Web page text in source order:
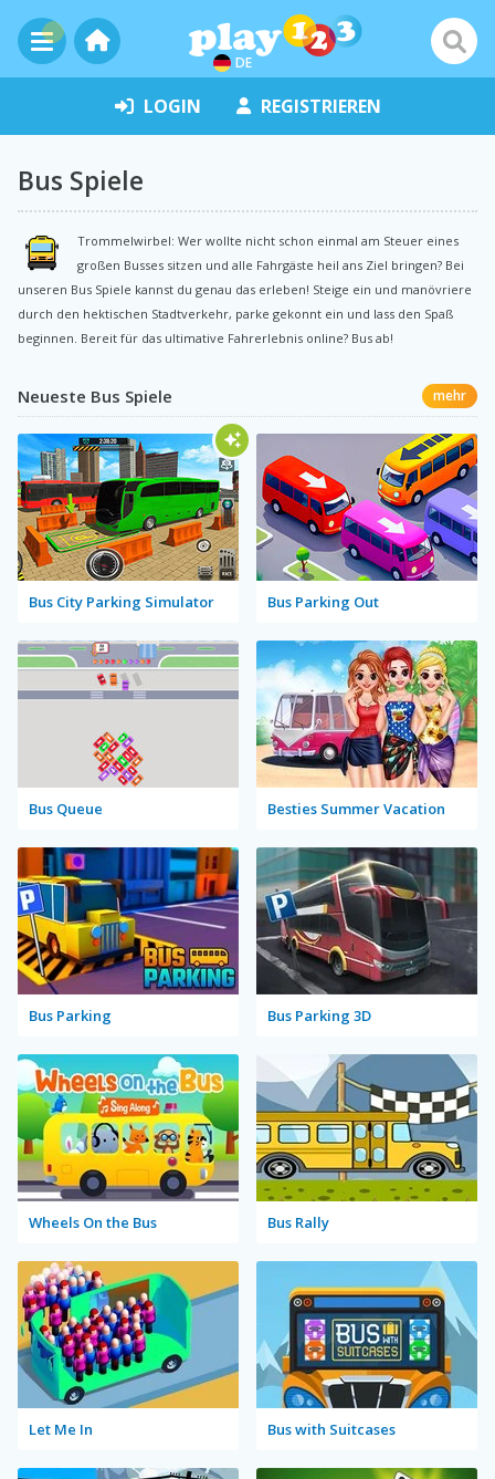
DE
LOGIN REGISTRIEREN
Bus Spiele
Trommelwirbel: Wer wollte nicht schon einmal am Steuer eines
großen Busses sitzen und alle Fahrgäste heil ans Ziel bringen? Bei
unseren Bus Spiele kannst du genau das erleben! Steige ein und manövriere
durch den hektischen Stadtverkehr, parke gekonnt ein und lass den Spaß
beginnen. Bereit für das ultimative Fahrerlebnis online? Bus ab!
Neueste Bus Spiele mehr
Bus City Parking Simulator Bus Parking Out
Bus Queue Besties Summer Vacation
Bus Parking Bus Parking 3D
Wheels On the Bus Bus Rally
Let Me In Bus with Suitcases